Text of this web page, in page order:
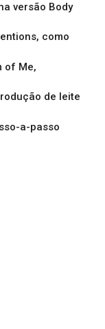
versão Body
como
of Me,
de leite
a-passo